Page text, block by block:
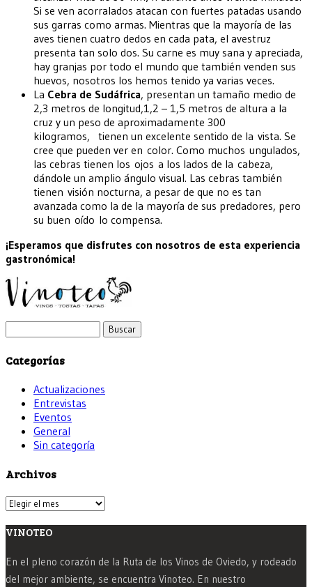
Si se ven acorralados atacan con fuertes patadas usando
sus garras como armas. Mientras que la mayoría de las
aves tienen cuatro dedos en cada pata, el avestruz
presenta tan solo dos. Su carne es muy sana y apreciada,
hay granjas por todo el mundo que también venden sus
huevos, nosotros los hemos tenido ya varias veces.
La Cebra de Sudáfrica, presentan un tamaño medio de
2,3 metros de longitud,1,2 – 1,5 metros de altura a la
cruz y un peso de aproximadamente 300
kilogramos, tienen un excelente sentido de la vista. Se
cree que pueden ver en color. Como muchos ungulados,
las cebras tienen los ojos a los lados de la cabeza,
dándole un amplio ángulo visual. Las cebras también
tienen visión nocturna, a pesar de que no es tan
avanzada como la de la mayoría de sus predadores, pero
su buen oído lo compensa.
¡Esperamos que disfrutes con nosotros de esta experiencia
gastronómica!
Categorías
Actualizaciones
Entrevistas
Eventos
General
Sin categoría
Archivos
Archivos
VINOTEO
En el pleno corazón de la Ruta de los Vinos de Oviedo, y rodeado
del mejor ambiente, se encuentra Vinoteo. En nuestro